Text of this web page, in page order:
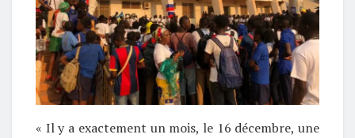
« Il y a exactement un mois, le 16 décembre, une